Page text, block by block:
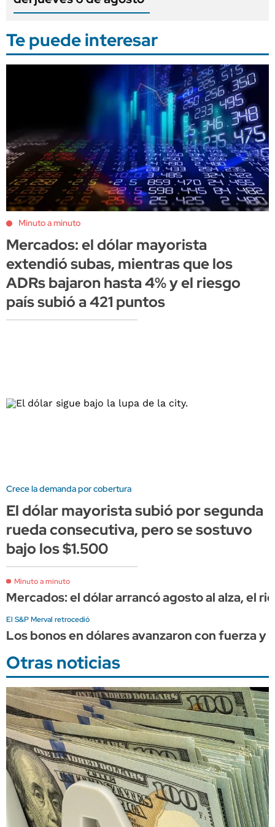
Te puede interesar
Minuto a minuto
Mercados: el dólar mayorista
extendió subas, mientras que los
ADRs bajaron hasta 4% y el riesgo
país subió a 421 puntos
Crece la demanda por cobertura
El dólar mayorista subió por segunda
rueda consecutiva, pero se sostuvo
bajo los $1.500
Minuto a minuto
Mercados: el dólar arrancó agosto al alza, el
El S&P Merval retrocedió
Los bonos en dólares avanzaron con fuerza y
Otras noticias